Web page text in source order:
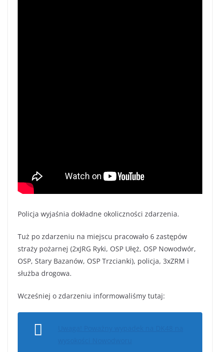
Policja wyjaśnia dokładne okoliczności zdarzenia.
Tuż po zdarzeniu na miejscu pracowało 6 zastępów
straży pożarnej (2xJRG Ryki, OSP Ułęż, OSP Nowodwór,
OSP, Stary Bazanów, OSP Trzcianki), policja, 3xZRM i
służba drogowa.
Wcześniej o zdarzeniu informowaliśmy tutaj: